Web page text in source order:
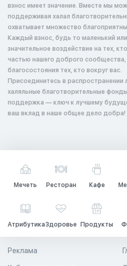
взнос имеет значение. Вместе мы
поддерживая халал
охватывает множество
Каждый взнос, будь то маленький
значительное воздействие на тех,
частью нашего доброго
благосостояния тех, кто вокруг вас.
Присоединитесь в распространении
халяльные благотворительные
поддержка — ключ к лучшему
ваш вклад в наше общее дело добра!
Мечеть Ресторан Кафе
АтрибутикаЗдоровье Продукты
Реклама